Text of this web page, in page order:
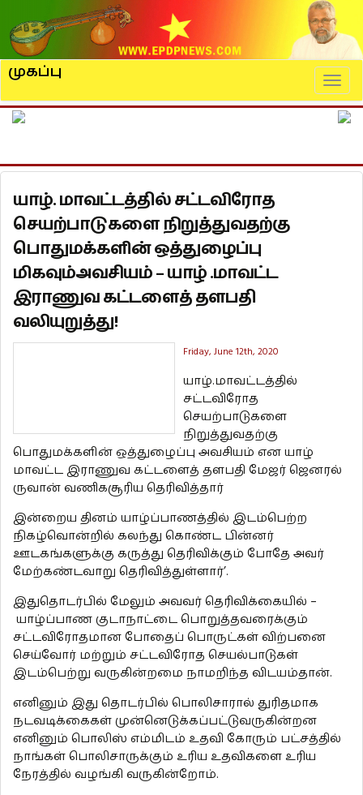
முகப்பு
யாழ். மாவட்டத்தில் சட்டவிரோத
செயற்பாடுகளை நிறுத்துவதற்கு
பொதுமக்களின் ஒத்துழைப்பு
மிகவும்அவசியம் – யாழ் .மாவட்ட
இராணுவ கட்டளைத் தளபதி
வலியுறுத்து!
Friday, June 12th, 2020
யாழ்.மாவட்டத்தில்
சட்டவிரோத
செயற்பாடுகளை
நிறுத்துவதற்கு
பொதுமக்களின் ஒத்துழைப்பு அவசியம் என யாழ்
மாவட்ட இராணுவ கட்டளைத் தளபதி மேஜர் ஜெனரல்
ருவான் வணிகசூரிய தெரிவித்தார்
இன்றைய தினம் யாழ்ப்பாணத்தில் இடம்பெற்ற
நிகழ்வொன்றில் கலந்து கொண்ட பின்னர்
ஊடகங்களுக்கு கருத்து தெரிவிக்கும் போதே அவர்
மேற்கண்டவாறு தெரிவித்துள்ளார்’.
இதுதொடர்பில் மேலும் அவவர் தெரிவிக்கையில் –
யாழ்ப்பாண குடாநாட்டை பொறுத்தவரைக்கும்
சட்டவிரோதமான போதைப் பொருட்கள் விற்பனை
செய்வோர் மற்றும் சட்டவிரோத செயல்பாடுகள்
இடம்பெற்று வருகின்றமை நாமறிந்த விடயம்தான்.
எனினும் இது தொடர்பில் பொலிசாரால் துரிதமாக
நடவடிக்கைகள் முன்னெடுக்கப்பட்டுவருகின்றன
எனினும் பொலிஸ் எம்மிடம் உதவி கோரும் பட்சத்தில்
நாங்கள் பொலிசாருக்கும் உரிய உதவிகளை உரிய
நேரத்தில் வழங்கி வருகின்றோம்.